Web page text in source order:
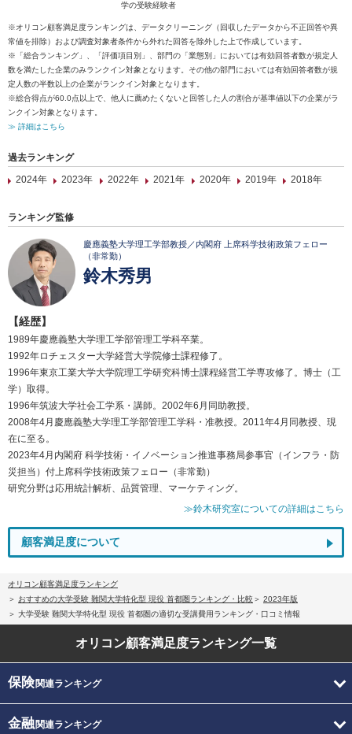
学の受験経験者
※オリコン顧客満足度ランキングは、データクリーニング（回収したデータから不正回答や異
常値を排除）および調査対象者条件から外れた回答を除外した上で作成しています。
※「総合ランキング」、「評価項目別」、部門の「業態別」においては有効回答者数が規定人
数を満たした企業のみランクイン対象となります。その他の部門においては有効回答者数が規
定人数の半数以上の企業がランクイン対象となります。
※総合得点が60.0点以上で、他人に薦めたくないと回答した人の割合が基準値以下の企業がラ
ンクイン対象となります。
≫ 詳細はこちら
過去ランキング
2024年
2023年 2022年 2021年 2020年 2019年 2018年
ランキング監修
慶應義塾大学理工学部教授／内閣府 上席科学技術政策フェロー
（非常勤）
鈴木秀男
【経歴】
1989年慶應義塾大学理工学部管理工学科卒業。
1992年ロチェスター大学経営大学院修士課程修了。
1996年東京工業大学大学院理工学研究科博士課程経営工学専攻修了。博士（工
学）取得。
1996年筑波大学社会工学系・講師。2002年6月同助教授。
2008年4月慶應義塾大学理工学部管理工学科・准教授。2011年4月同教授、現
在に至る。
2023年4月内閣府 科学技術・イノベーション推進事務局参事官（インフラ・防
災担当）付上席科学技術政策フェロー（非常勤）
研究分野は応用統計解析、品質管理、マーケティング。
≫鈴木研究室についての詳細はこちら
顧客満足度について
オリコン顧客満足度ランキング
おすすめの大学受験 難関大学特化型 現役 首都圏ランキング・比較
2023年版
大学受験 難関大学特化型 現役 首都圏の適切な受講費用ランキング・口コミ情報
オリコン顧客満足度ランキング一覧
保険関連ランキング
金融関連ランキング